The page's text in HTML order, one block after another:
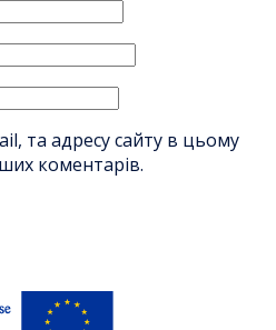
та адресу сайту в цьому
коментарів.